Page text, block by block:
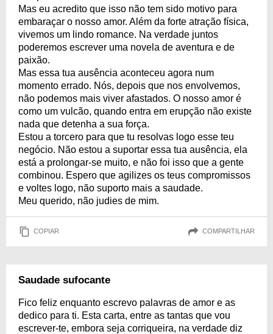
Mas eu acredito que isso não tem sido motivo para
embaraçar o nosso amor. Além da forte atração física,
vivemos um lindo romance. Na verdade juntos
poderemos escrever uma novela de aventura e de
paixão.
Mas essa tua ausência aconteceu agora num
momento errado. Nós, depois que nos envolvemos,
não podemos mais viver afastados. O nosso amor é
como um vulcão, quando entra em erupção não existe
nada que detenha a sua força.
Estou a torcero para que tu resolvas logo esse teu
negócio. Não estou a suportar essa tua ausência, ela
está a prolongar-se muito, e não foi isso que a gente
combinou. Espero que agilizes os teus compromissos
e voltes logo, não suporto mais a saudade.
Meu querido, não judies de mim.
COPIAR COMPARTILHAR
Saudade sufocante
Fico feliz enquanto escrevo palavras de amor e as
dedico para ti. Esta carta, entre as tantas que vou
escrever-te, embora seja corriqueira, na verdade diz